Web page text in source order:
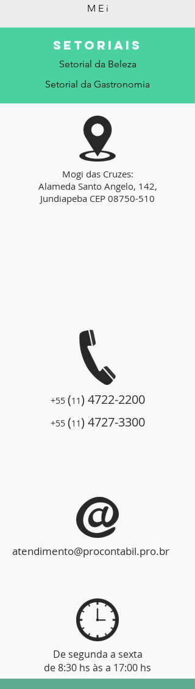
M E i
SETORIAis
Setorial da Beleza
Setorial da Gastronomia
Mogi das Cruzes:
Alameda Santo Angelo, 142,
Jundiapeba CEP 08750-510
+55 (11) 4722-2200
+55 (11) 4727-3300
atendimento@procontabil.pro.br
De segunda a sexta
de 8:30 hs às a 17:00 hs